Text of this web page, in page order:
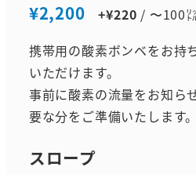
¥2,200 +¥220 / 〜100
携帯用の酸素ボンベをお持
いただけます。
事前に酸素の流量をお知ら
要な分をご準備いたします。
スロープ